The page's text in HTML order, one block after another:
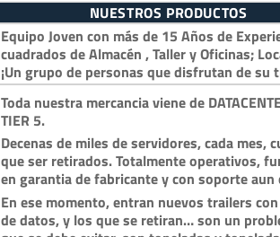
NUESTROS PRODUCTOS
Equipo Joven con más de 15 Años de
cuadrados de Almacén , Taller y Oficinas;
¡Un grupo de personas que disfrutan de su
Toda nuestra mercancia viene de
TIER 5.
Decenas de miles de servidores, cada mes,
que ser retirados. Totalmente operativos,
en garantia de fabricante y con soporte
En ese momento, entran nuevos trailers
de datos, y los que se retiran… son un